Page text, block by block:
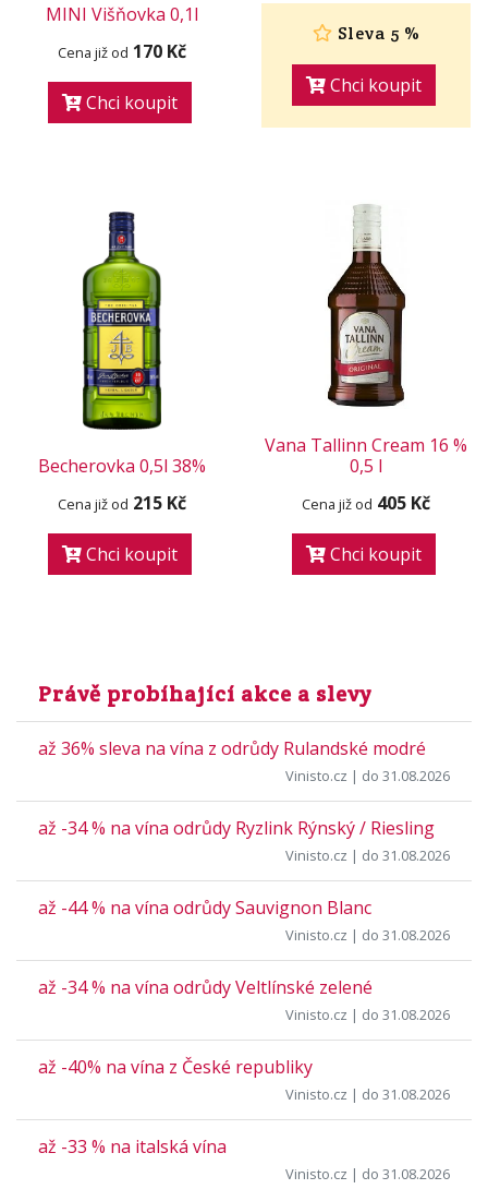
MINI Višňovka 0,1l
Cena již od 170 Kč
Chci koupit
Sleva 5 %
Chci koupit
Becherovka 0,5l 38%
Cena již od 215 Kč
Chci koupit
Vana Tallinn Cream 16 %
0,5 l
Cena již od 405 Kč
Chci koupit
Právě probíhající akce a slevy
až 36% sleva na vína z odrůdy Rulandské modré
Vinisto.cz | do 31.08.2026
až -34 % na vína odrůdy Ryzlink Rýnský / Riesling
Vinisto.cz | do 31.08.2026
až -44 % na vína odrůdy Sauvignon Blanc
Vinisto.cz | do 31.08.2026
až -34 % na vína odrůdy Veltlínské zelené
Vinisto.cz | do 31.08.2026
až -40% na vína z České republiky
Vinisto.cz | do 31.08.2026
až -33 % na italská vína
Vinisto.cz | do 31.08.2026